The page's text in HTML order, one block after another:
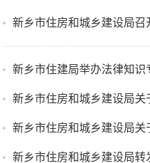
新乡市住房和城乡建设局
新乡市住建局举办法律知识
新乡市住房和城乡建设局
新乡市住房和城乡建设局
新乡市住房和城乡建设局